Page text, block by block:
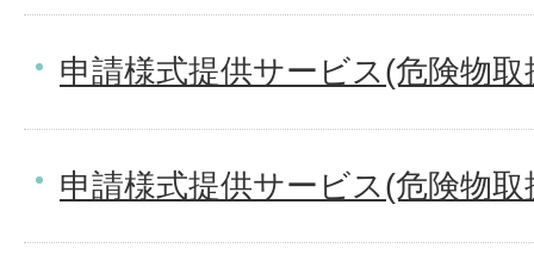
申請様式提供サービス(危険物
申請様式提供サービス(危険物